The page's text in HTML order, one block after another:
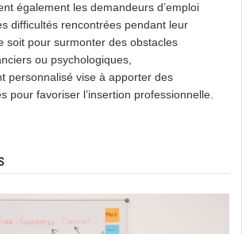
également les demandeurs d’emploi
difficultés rencontrées pendant leur
soit pour surmonter des obstacles
ou psychologiques,
personnalisé vise à apporter des
pour favoriser l’insertion professionnelle.